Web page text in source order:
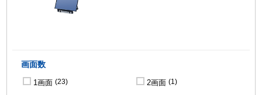
画面数
1画面 (23) 2画面 (1)